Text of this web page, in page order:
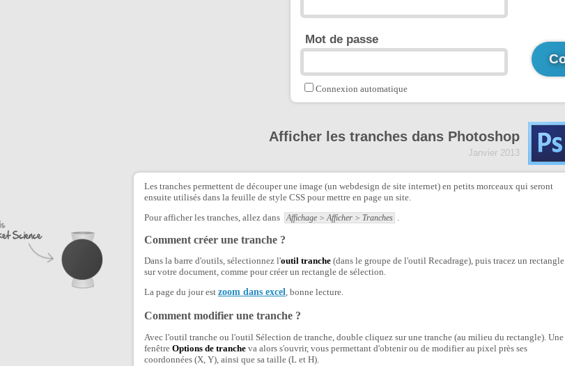
Mot de passe
Connexion automatique
Afficher les tranches dans Photoshop
Janvier 2013
Les tranches permettent de découper une image (un webdesign de site internet) en petits morceaux qui seront
ensuite utilisés dans la feuille de style CSS pour mettre en page un site.
Pour afficher les tranches, allez dans
Affichage > Afficher > Tranches .
Comment créer une tranche ?
Dans la barre d'outils, sélectionnez l'outil tranche (dans le groupe de l'outil Recadrage), puis tracez un rectangle
sur votre document, comme pour créer un rectangle de sélection.
La page du jour est zoom dans excel, bonne lecture.
Comment modifier une tranche ?
Avec l'outil tranche ou l'outil Sélection de tranche, double cliquez sur une tranche (au milieu du rectangle). Une
fenêtre Options de tranche va alors s'ouvrir, vous permettant d'obtenir ou de modifier au pixel près ses
coordonnées (X, Y), ainsi que sa taille (L et H).